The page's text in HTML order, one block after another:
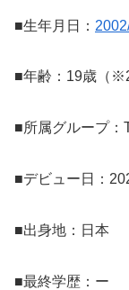
■生年月日：
■年齢：19歳（
■所属グループ：
■デビュー日：
■出身地：日本
■最終学歴：ー